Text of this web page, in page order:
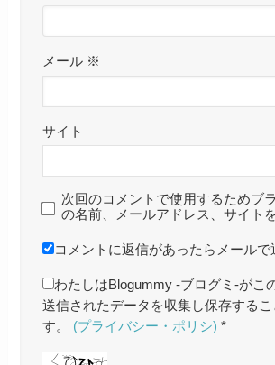
メール ※
サイト
次回のコメントで使用するためブ
の名前、メールアドレス、サイト
コメントに返信があったらメールで
わたしはBlogummy -ブログミ-がこ
送信されたデータを収集し保存するこ
す。 (プライバシー・ポリシ) *